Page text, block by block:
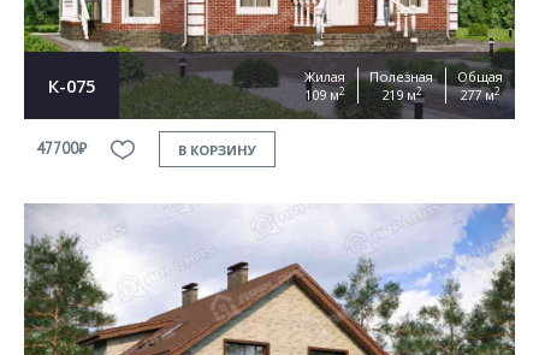
К-075
Жилая
109 м2
Полезная
219 м2
Общая
277 м2
47700₽ В КОРЗИНУ